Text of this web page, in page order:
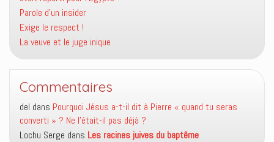
Parole d’un insider
Exige le respect !
La veuve et le juge inique
Commentaires
del dans Pourquoi Jésus a-t-il dit à Pierre « quand tu seras
converti » ? Ne l’était-il pas déjà ?
Lochu Serge dans Les racines juives du baptême